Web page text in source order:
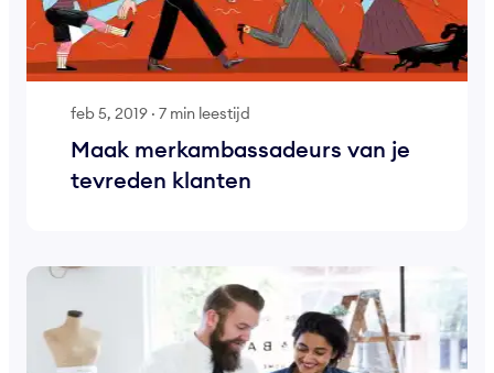
feb 5, 2019 · 7 min leestijd
Maak merkambassadeurs van je
tevreden klanten